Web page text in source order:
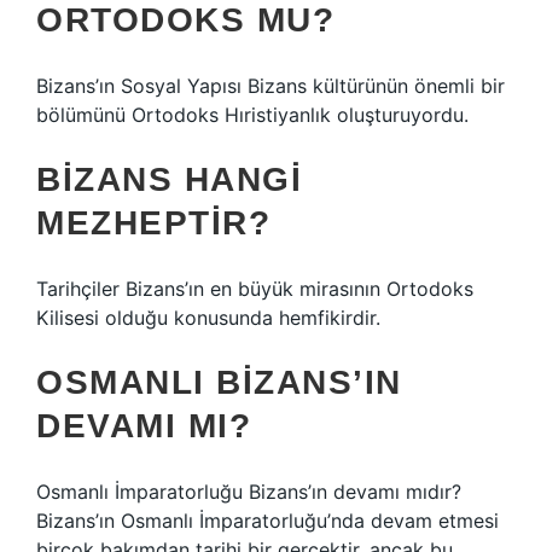
ORTODOKS MU?
Bizans’ın Sosyal Yapısı Bizans kültürünün önemli bir
bölümünü Ortodoks Hıristiyanlık oluşturuyordu.
BIZANS HANGI
MEZHEPTIR?
Tarihçiler Bizans’ın en büyük mirasının Ortodoks
Kilisesi olduğu konusunda hemfikirdir.
OSMANLI BIZANS’IN
DEVAMI MI?
Osmanlı İmparatorluğu Bizans’ın devamı mıdır?
Bizans’ın Osmanlı İmparatorluğu’nda devam etmesi